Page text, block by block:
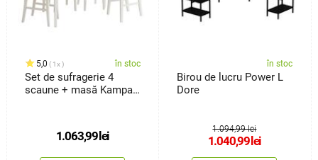
5,0 1x în stoc
Set de sufragerie 4
scaune + masă Kampali,
1.063,99lei
în stoc
Birou de lucru Power L
Dore
1.094,99 lei
1.040,99lei